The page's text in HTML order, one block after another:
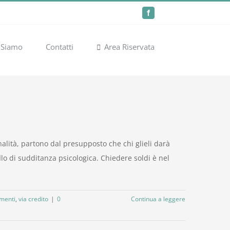
Facebook
Contatti Area Riservata
partono dal presupposto che chi glieli darà
di sudditanza psicologica. Chiedere soldi è nel
, via credito | 0
Continua a leggere